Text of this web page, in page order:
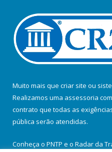
Muito mais que criar site ou
Realizamos uma assessoria
contrato que todas as
pública serão atendidas.
Conheça o PNTP e o Radar da